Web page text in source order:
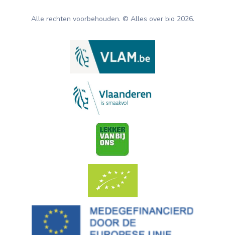
Alle rechten voorbehouden. © Alles over bio 2026.